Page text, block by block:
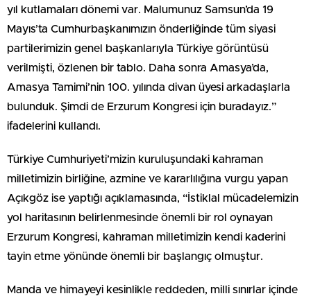
yıl kutlamaları dönemi var. Malumunuz Samsun’da 19
Mayıs’ta Cumhurbaşkanımızın önderliğinde tüm siyasi
partilerimizin genel başkanlarıyla Türkiye görüntüsü
verilmişti, özlenen bir tablo. Daha sonra Amasya’da,
Amasya Tamimi’nin 100. yılında divan üyesi arkadaşlarla
bulunduk. Şimdi de Erzurum Kongresi için buradayız.”
ifadelerini kullandı.
Türkiye Cumhuriyeti’mizin kuruluşundaki kahraman
milletimizin birliğine, azmine ve kararlılığına vurgu yapan
Açıkgöz ise yaptığı açıklamasında, “İstiklal mücadelemizin
yol haritasının belirlenmesinde önemli bir rol oynayan
Erzurum Kongresi, kahraman milletimizin kendi kaderini
tayin etme yönünde önemli bir başlangıç olmuştur.
Manda ve himayeyi kesinlikle reddeden, milli sınırlar içinde